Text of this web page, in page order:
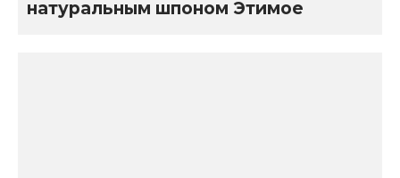
натуральным шпоном Этимое